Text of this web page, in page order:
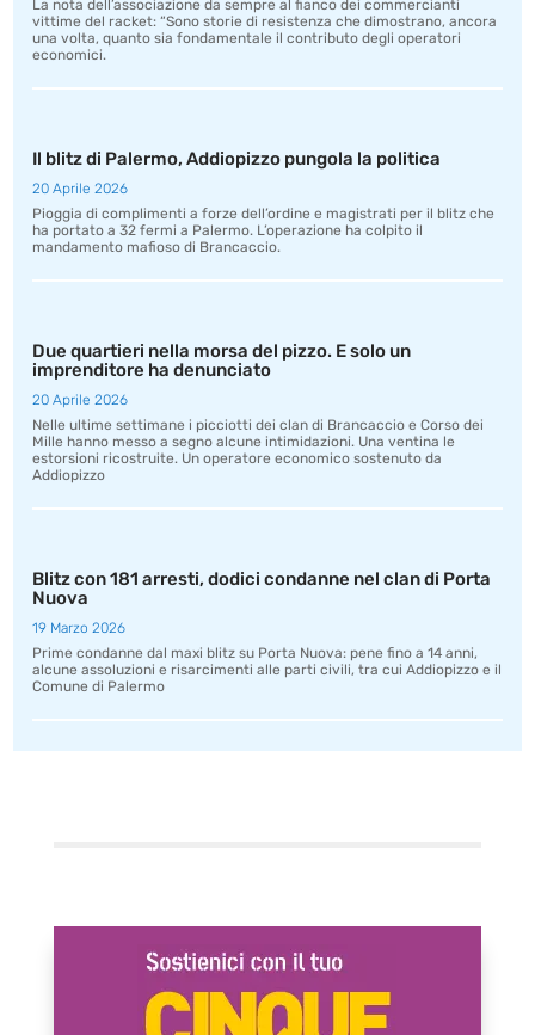
La nota dell’associazione da sempre al fianco dei commercianti
vittime del racket: “Sono storie di resistenza che dimostrano, ancora
una volta, quanto sia fondamentale il contributo degli operatori
economici.
Il blitz di Palermo, Addiopizzo pungola la politica
20 Aprile 2026
Pioggia di complimenti a forze dell’ordine e magistrati per il blitz che
ha portato a 32 fermi a Palermo. L’operazione ha colpito il
mandamento mafioso di Brancaccio.
Due quartieri nella morsa del pizzo. E solo un
imprenditore ha denunciato
20 Aprile 2026
Nelle ultime settimane i picciotti dei clan di Brancaccio e Corso dei
Mille hanno messo a segno alcune intimidazioni. Una ventina le
estorsioni ricostruite. Un operatore economico sostenuto da
Addiopizzo
Blitz con 181 arresti, dodici condanne nel clan di Porta
Nuova
19 Marzo 2026
Prime condanne dal maxi blitz su Porta Nuova: pene fino a 14 anni,
alcune assoluzioni e risarcimenti alle parti civili, tra cui Addiopizzo e il
Comune di Palermo